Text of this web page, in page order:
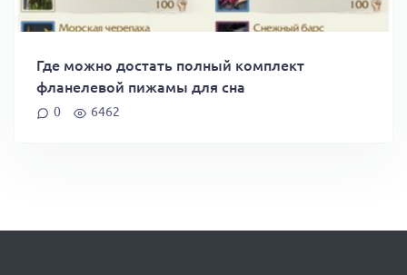
Где можно достать полный комплект
фланелевой пижамы для сна
0 6462